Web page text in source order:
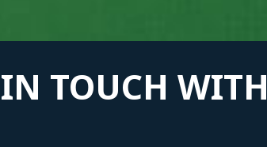
TOUCH